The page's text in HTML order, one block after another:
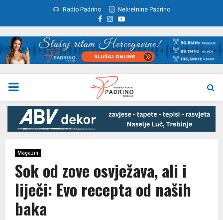
Radio Padrino Nekretnine Padrino
Facebook
Instagram
Youtube
PRIMARY
MENU
Magazin
Sok od zove osvježava, ali i
liječi: Evo recepta od naših
baka